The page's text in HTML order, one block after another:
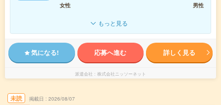
女性
男性
もっと見る
気になる! 応募へ進む 詳しく見る
派遣会社 株式会社ニッソーネット
未読 掲載日 2026/08/07